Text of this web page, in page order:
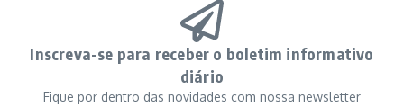
Inscreva-se para receber o boletim informativo
diário
Fique por dentro das novidades com nossa newsletter